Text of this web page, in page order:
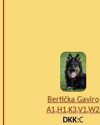
Bertička Gaviro
A1,H1,K3,V1,W2
DKK:C